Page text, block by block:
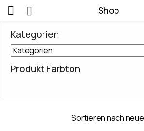
Shop
Kategorien
Produkt Farbton